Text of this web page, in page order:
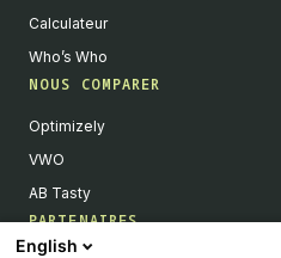
Calculateur
Who’s Who
NOUS COMPARER
Optimizely
VWO
AB Tasty
PARTENAIRES
English